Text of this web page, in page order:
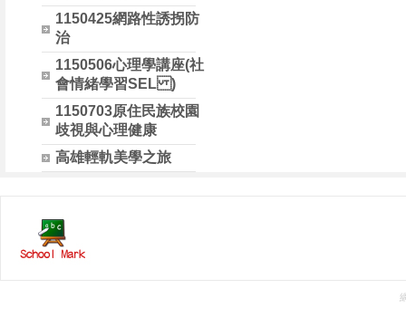
1150425網路性誘拐防
治
1150506心理學講座(社
會情緒學習SEL )
1150703原住民族校園
歧視與心理健康
高雄輕軌美學之旅